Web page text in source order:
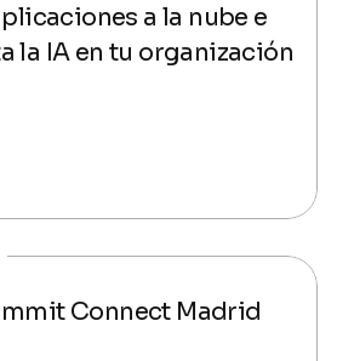
a la nube e
la IA en tu organización
Connect Madrid